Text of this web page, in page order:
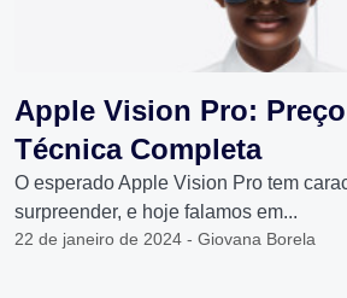
Apple Vision Pro:
Técnica Completa
O esperado Apple Vision Pro tem
surpreender, e hoje falamos em...
22 de janeiro de 2024 - Giovana Borela